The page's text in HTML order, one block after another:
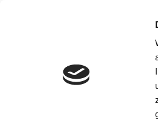
Kategorien
AHK- Zubehör,